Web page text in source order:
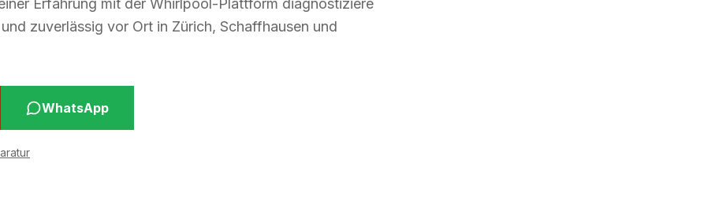
zuverlässig vor Ort in Zürich, Schaffhausen und
WhatsApp